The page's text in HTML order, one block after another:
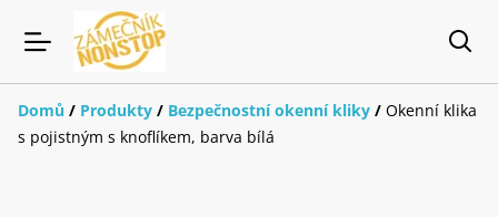
Domů / Produkty / Bezpečnostní okenní kliky / Okenní klika
s pojistným s knoflíkem, barva bílá